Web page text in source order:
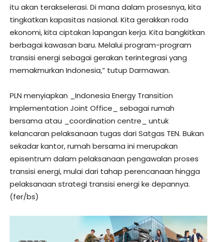
itu akan terakselerasi. Di mana dalam prosesnya, kita
tingkatkan kapasitas nasional. Kita gerakkan roda
ekonomi, kita ciptakan lapangan kerja. Kita bangkitkan
berbagai kawasan baru. Melalui program-program
transisi energi sebagai gerakan terintegrasi yang
memakmurkan Indonesia,” tutup Darmawan.
PLN menyiapkan _Indonesia Energy Transition
Implementation Joint Office_ sebagai rumah
bersama atau _coordination centre_ untuk
kelancaran pelaksanaan tugas dari Satgas TEN. Bukan
sekadar kantor, rumah bersama ini merupakan
episentrum dalam pelaksanaan pengawalan proses
transisi energi, mulai dari tahap perencanaan hingga
pelaksanaan strategi transisi energi ke depannya.
(fer/bs)